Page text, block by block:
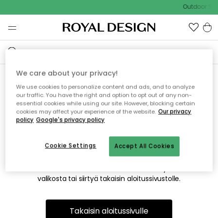
Outdoor
Emme valitettavasti löydä
etsimääsi sivua
Tämä voi johtua siitä, että sivua ei enää ole tai siitä, että se
on siirretty muualle. Pahoittelemme tästä mahdollisesti
valikosta tai siirtyä takaisin aloitussivustolle.
Takaisin aloitussivulle
We care about your privacy!
We use cookies to personalize content and ads, and to analyze
our traffic. You have the right and option to opt out of any non-
essential cookies while using our site. However, blocking certain
cookies may affect your experience of the website. Our privacy
policy Google's privacy policy
Accept All Cookies
Cookie Settings